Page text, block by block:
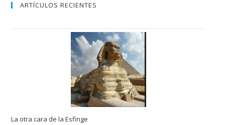
ARTÍCULOS RECIENTES
La otra cara de la Esfinge